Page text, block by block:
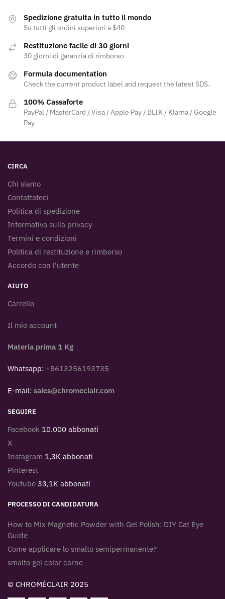
Spedizione gratuita in tutto il mondo
Su tutti gli ordini superiori a $40
Restituzione facile di 30 giorni
30 giorni di garanzia di rimborso
Formula documentation
Check the current product label and request the latest SDS.
100% Cassaforte
PayPal / MasterCard / Visa / Apple Pay / BLIK / Klarna / Google
Pay
CIRCA
Chi siamo
Contattateci
Politica di spedizione
Informativa sulla privacy
Termini e condizioni
Politica di restituzione e rimborso
Accordo con l'utente
AIUTO
Carrello
Il mio account
Materia prima 1 Kg
Whatsapp: +8613256193735
E-mail: sales@chromeclair.com
SEGUIRE
Facebook 10.000 abbonati
X
Instagram 1,3K abbonati
Pinterest
Youtube 33,1K abbonati
PROCESSO DI CANDIDATURA
How to Mix Magnetic Powder with Gel Polish: DIY Cat Eye
Guide
Come applicare lo smalto semipermanente?
smalto gel color carne
© CHROMÉCLAIR 2025